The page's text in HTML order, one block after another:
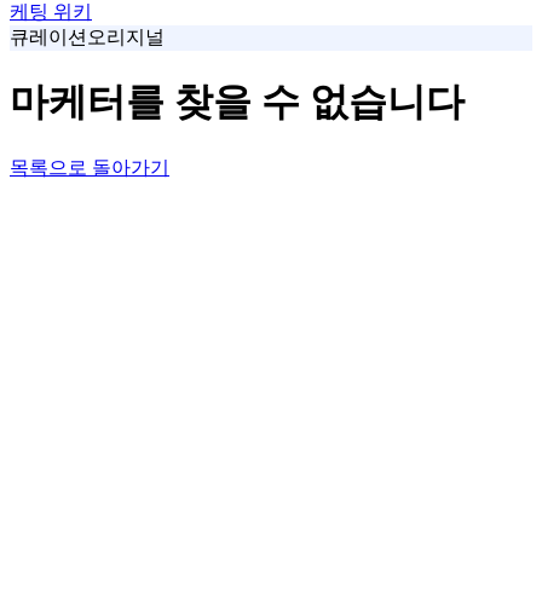
케팅 위키
큐레이션 오리지널
마케터를 찾을 수 없습니다
목록으로 돌아가기